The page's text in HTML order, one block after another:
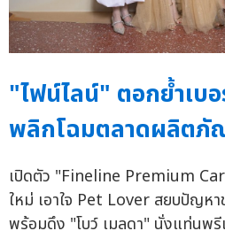
"ไฟน์ไลน์" ตอกย้ำเบ
พลิกโฉมตลาดผลิตภั
เปิดตัว "Fineline Premium
ใหม่ เอาใจ Pet Lover สยบปัญห
พร้อมดึง "โบว์ เมลดา" นั่งแท่นพรี